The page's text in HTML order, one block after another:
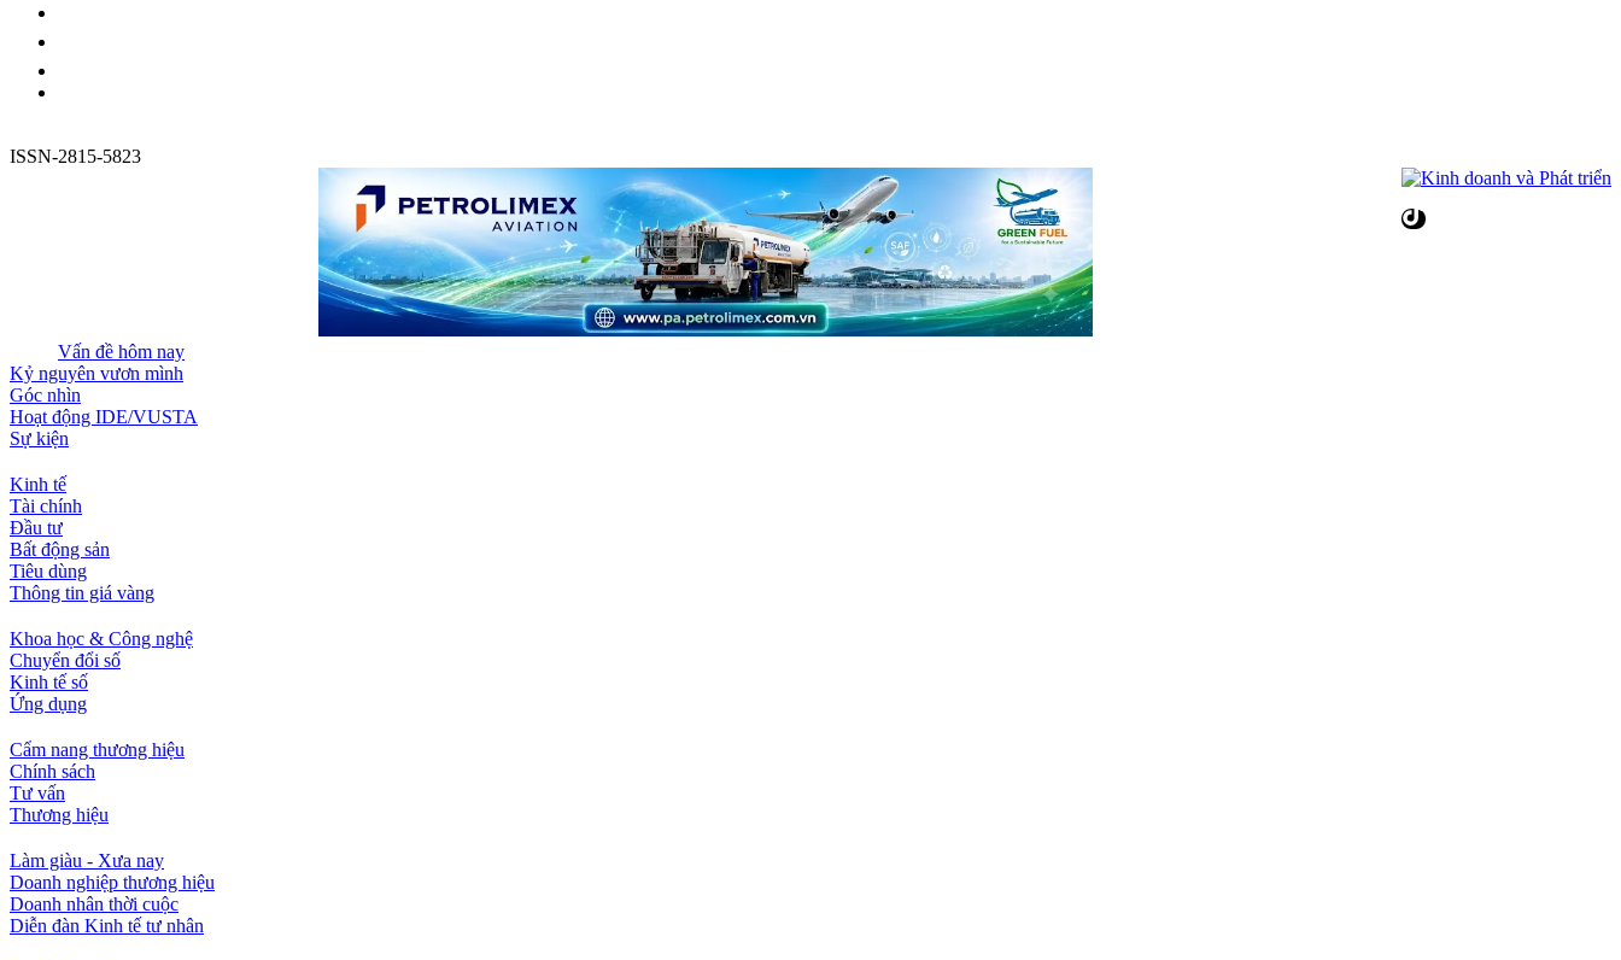
ISSN-2815-5823
Vấn đề hôm nay
Kỷ nguyên vươn mình
Góc nhìn
Hoạt động IDE/VUSTA
Sự kiện
Kinh tế
Tài chính
Đầu tư
Bất động sản
Tiêu dùng
Thông tin giá vàng
Khoa học & Công nghệ
Chuyển đổi số
Kinh tế số
Ứng dụng
Cẩm nang thương hiệu
Chính sách
Tư vấn
Thương hiệu
Làm giàu - Xưa nay
Doanh nghiệp thương hiệu
Doanh nhân thời cuộc
Diễn đàn Kinh tế tư nhân